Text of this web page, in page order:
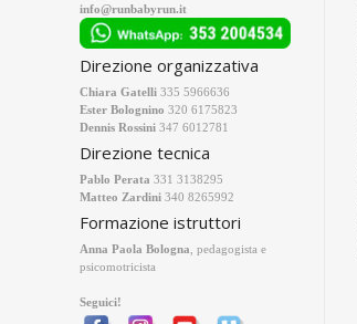
info@runbabyrun.it
Direzione organizzativa
Chiara Gatelli 335 5966636
Ester Bolognino 320 6175823
Dennis Rossini 347 6012781
Direzione tecnica
Pablo Perata 331 3138295
Matteo Zardini 340 8265992
Formazione istruttori
Anna Paola Bologna , pedagogista e
psicomotricista
Seguici!